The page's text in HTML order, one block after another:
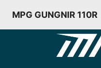
MPG GUNGNIR 110R